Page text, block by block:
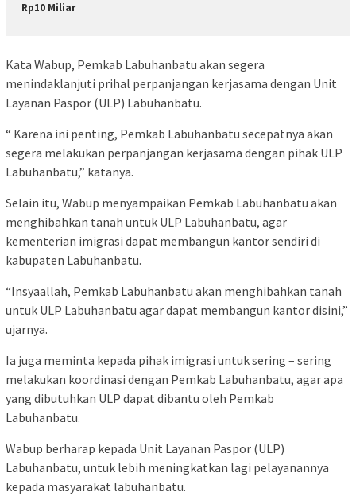
Rp10 Miliar
Kata Wabup, Pemkab Labuhanbatu akan segera
menindaklanjuti prihal perpanjangan kerjasama dengan Unit
Layanan Paspor (ULP) Labuhanbatu.
“ Karena ini penting, Pemkab Labuhanbatu secepatnya akan
segera melakukan perpanjangan kerjasama dengan pihak ULP
Labuhanbatu,” katanya.
Selain itu, Wabup menyampaikan Pemkab Labuhanbatu akan
menghibahkan tanah untuk ULP Labuhanbatu, agar
kementerian imigrasi dapat membangun kantor sendiri di
kabupaten Labuhanbatu.
“Insyaallah, Pemkab Labuhanbatu akan menghibahkan tanah
untuk ULP Labuhanbatu agar dapat membangun kantor disini,”
ujarnya.
Ia juga meminta kepada pihak imigrasi untuk sering – sering
melakukan koordinasi dengan Pemkab Labuhanbatu, agar apa
yang dibutuhkan ULP dapat dibantu oleh Pemkab
Labuhanbatu.
Wabup berharap kepada Unit Layanan Paspor (ULP)
Labuhanbatu, untuk lebih meningkatkan lagi pelayanannya
kepada masyarakat labuhanbatu.